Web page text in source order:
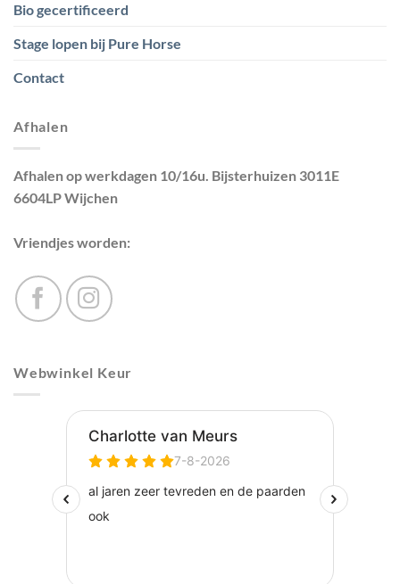
Bio gecertificeerd
Stage lopen bij Pure Horse
Contact
Afhalen
Afhalen op werkdagen 10/16u. Bijsterhuizen 3011E
6604LP Wijchen
Vriendjes worden:
Webwinkel Keur